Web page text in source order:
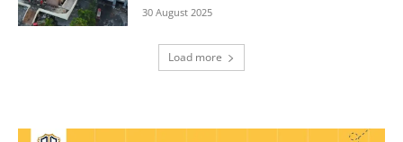
30 August 2025
Load more